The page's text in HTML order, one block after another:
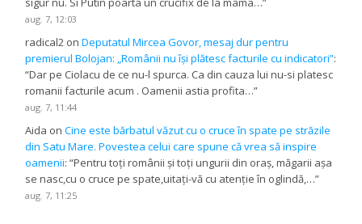
aug. 7, 12:03
radical2 onDeputatul Mircea Govor, mesaj dur pentru
premierul Bolojan: „Românii nu își plătesc facturile cu indicatori”:
“Dar pe Ciolacu de ce nu-l spurca. Ca din cauza lui nu-si platesc
romanii facturile acum . Oamenii astia profita…”
aug. 7, 11:44
Aida onCine este bărbatul văzut cu o cruce în spate pe străzile
din Satu Mare. Povestea celui care spune că vrea să inspire
oamenii: “Pentru toți românii și toți ungurii din oraș, măgarii așa
se nasc,cu o cruce pe spate,uitați-vă cu atenție în oglindă,…”
aug. 7, 11:25